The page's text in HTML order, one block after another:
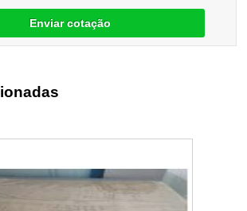
Enviar cotação